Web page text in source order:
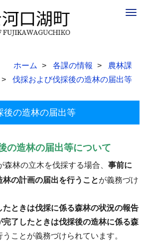
ホーム 各課の情報
農林課
伐採および伐採後の造林の届出等
後の造林の届出等
の造林の届出等について
森林の立木を伐採する場合、 事前に
の計画の届出を行うことが義務づけ
たときは伐採に係る森林の状況の報告
完了したときは伐採後の造林に係る森
うことが義務づけられています。